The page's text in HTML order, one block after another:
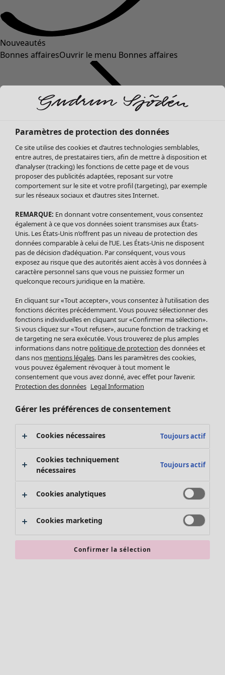
Nouveautés
Bonnes affairesOuvrir le menu Bonnes affaires
Soldes Vêtements
Tous les vêtements
Robes
Tuniques
Blouses
Tops
Gilets
Pantalon
Jupes
Leggings et collants
Accessoires
Chaussures
Vêtements de bain
Basics
Soldes Mobilier
Bonnes affaires déco
Décoration
Textiles
Tapis
Éponge
Promos SOLDES
Les promos de Gudrun Sjödén
Nouvel arrivage
Bonnes affaires en soldes - jusqu'à -70
Paramètres de protection des données
Ce site utilise des cookies et d’autres technologies semblables,
entre autres, de prestataires tiers, afin de mettre à disposition et
d’analyser (tracking) les fonctions de cette page et de vous
proposer des publicités adaptées, reposant sur votre
comportement sur le site et votre profil (targeting), par exemple
sur les réseaux sociaux et d’autres sites Internet.
REMARQUE: En donnant votre consentement, vous consentez
également à ce que vos données soient transmises aux États-
Unis. Les États-Unis n’offrent pas un niveau de protection des
données comparable à celui de l’UE. Les États-Unis ne disposent
pas de décision d’adéquation. Par conséquent, vous vous
exposez au risque que des autorités aient accès à vos données à
caractère personnel sans que vous ne puissiez former un
quelconque recours juridique en la matière.
En cliquant sur «Tout accepter», vous consentez à l’utilisation des
fonctions décrites précédemment. Vous pouvez sélectionner des
fonctions individuelles en cliquant sur «Confirmer ma sélection».
Si vous cliquez sur «Tout refuser», aucune fonction de tracking et
de targeting ne sera exécutée. Vous trouverez de plus amples
informations dans notre politique de protection des données et
dans nos mentions légales. Dans les paramètres des cookies,
vous pouvez également révoquer à tout moment le
consentement que vous avez donné, avec effet pour l’avenir.
Protection des données Legal Information
Gérer les préférences de consentement
Cookies nécessaires Toujours actif
Cookies techniquement
nécessaires
Toujours actif
Cookies analytiques
Cookies marketing
Confirmer la sélection